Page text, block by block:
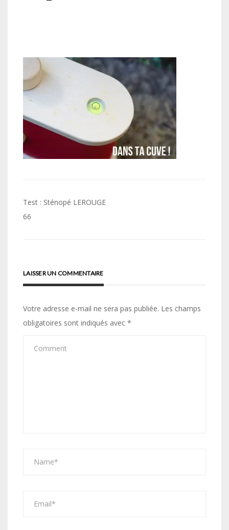
Navigation
de
Test : Sténopé LEROUGE
66
LAISSER UN COMMENTAIRE
Votre adresse e-mail ne sera pas publiée. Les champs
obligatoires sont indiqués avec *